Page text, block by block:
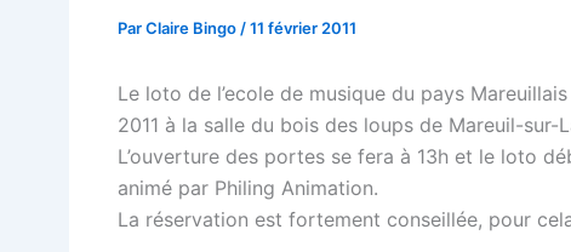
ParClaire Bingo /11 février 2011
Le loto de l’ecole de musique du pays
2011 à la salle du bois des loups de Mareuil-sur-
L’ouverture des portes se fera à 13h et le loto
animé par Philing Animation.
La réservation est fortement conseillée, pour